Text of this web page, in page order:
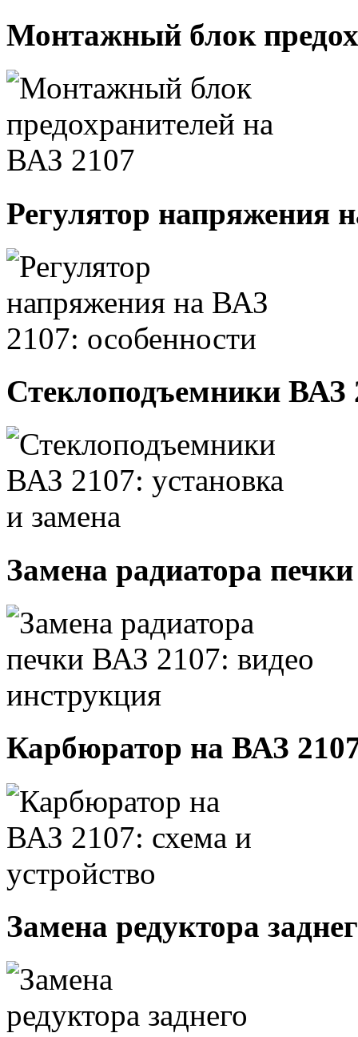
Монтажный блок
Регулятор напряжения
Стеклоподъемники ВАЗ
Замена радиатора
Карбюратор на ВАЗ
Замена редуктора